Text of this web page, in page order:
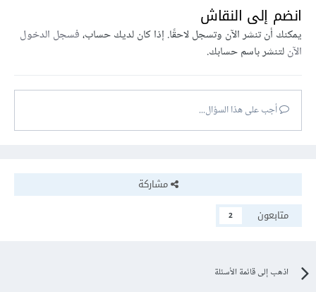
انضم إلى النقاش
يمكنك أن تنشر الآن وتسجل لاحقًا. إذا كان لديك حساب،فسجل الدخول
الآنلتنشر باسم حسابك.
أجب على هذا السؤال...
مشاركة
متابعون
2
اذهب إلى قائمة الأسئلة